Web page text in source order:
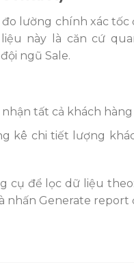
lường chính xác
này là căn cứ
ngũ Sale.
tất cả khách
kê chi tiết lượng
để lọc dữ liệu
nhấn Generate